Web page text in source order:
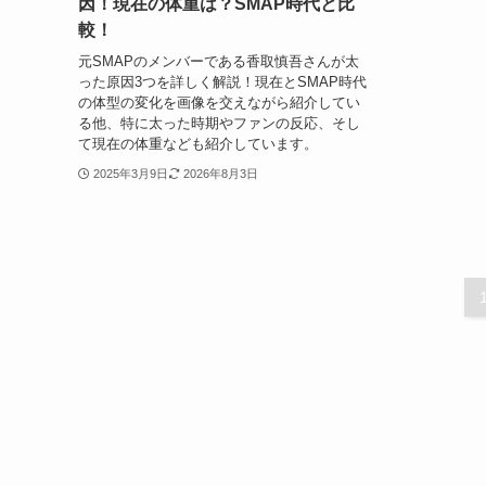
因！現在の体重は？SMAP時代と比
較！
元SMAPのメンバーである香取慎吾さんが太
った原因3つを詳しく解説！現在とSMAP時代
の体型の変化を画像を交えながら紹介してい
る他、特に太った時期やファンの反応、そし
て現在の体重なども紹介しています。
2025年3月9日 2026年8月3日
1